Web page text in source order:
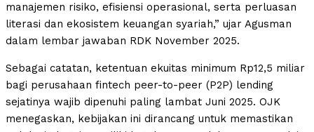
manajemen risiko, efisiensi operasional, serta perluasan
literasi dan ekosistem keuangan syariah,” ujar Agusman
dalam lembar jawaban RDK November 2025.
Sebagai catatan, ketentuan ekuitas minimum Rp12,5 miliar
bagi perusahaan fintech peer-to-peer (P2P) lending
sejatinya wajib dipenuhi paling lambat Juni 2025. OJK
menegaskan, kebijakan ini dirancang untuk memastikan